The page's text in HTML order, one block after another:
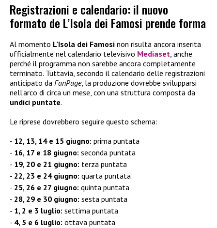
Registrazioni e calendario: il nuovo
formato de L’Isola dei Famosi prende forma
Al momento L’Isola dei Famosi non risulta ancora inserita
ufficialmente nel calendario televisivo Mediaset, anche
perché il programma non sarebbe ancora completamente
terminato. Tuttavia, secondo il calendario delle registrazioni
anticipato da FanPage, la produzione dovrebbe svilupparsi
nell’arco di circa un mese, con una struttura composta da
undici puntate.
Le riprese dovrebbero seguire questo schema:
12, 13, 14 e 15 giugno: prima puntata
16, 17 e 18 giugno: seconda puntata
19, 20 e 21 giugno: terza puntata
22, 23 e 24 giugno: quarta puntata
25, 26 e 27 giugno: quinta puntata
28, 29 e 30 giugno: sesta puntata
1, 2 e 3 luglio: settima puntata
4, 5 e 6 luglio: ottava puntata